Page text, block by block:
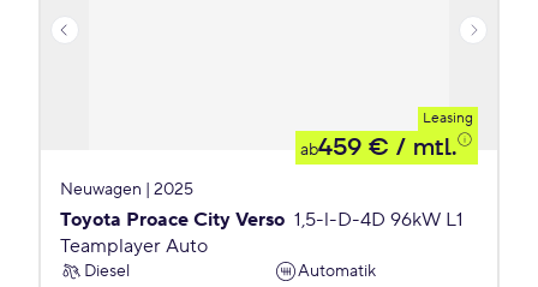
Leasing
ab459 € / mtl.
Neuwagen | 2025
Toyota Proace City Verso 1,5-l-D-4D 96kW L1
Teamplayer Auto
Diesel
Automatik